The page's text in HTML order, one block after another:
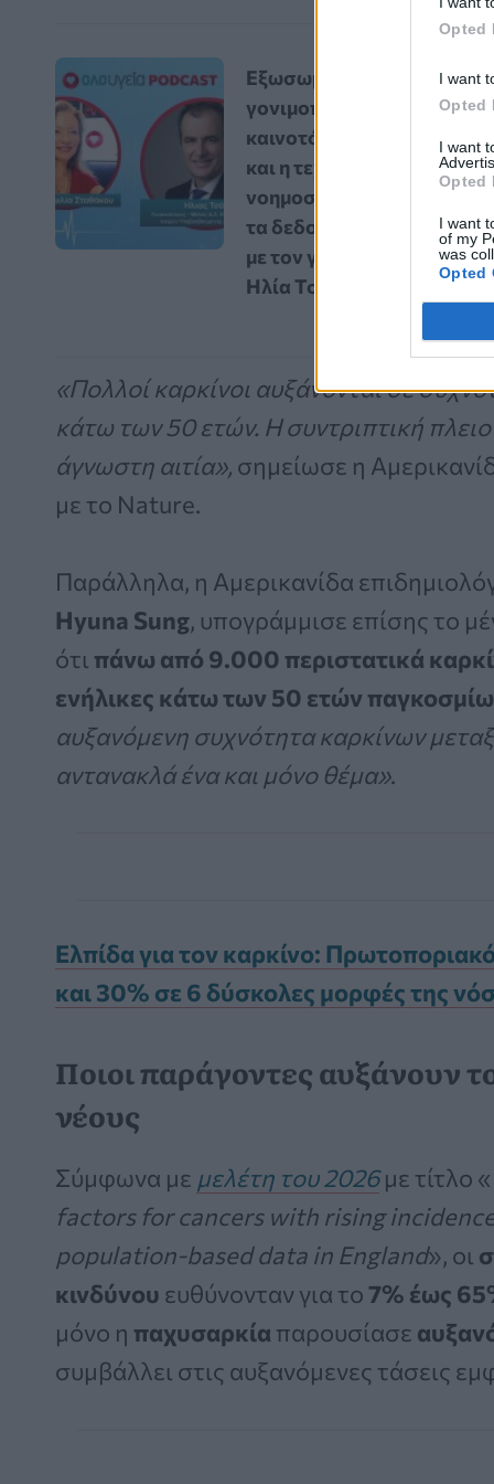
Opted
I want
Opted
I want
Opted
I want
of my
was
Opted
Εξωσωματική
γονιμοποίηση: Οι
καινοτόμες εξελίξεις
και η τεχνητή
νοημοσύνη αλλάζουν
τα δεδομένα – Vidcast
με τον γυναικολόγο
Ηλία Τσάκο
«Πολλοί καρκίνοι αυξάνονται σε
κάτω των 50 ετών. Η συντριπτική
άγνωστη αιτία», σημείωσε η
με το Nature.
Παράλληλα, η Αμερικανίδα
Hyuna Sung, υπογράμμισε επίσης το
ότι πάνω από 9.000 περιστατικά
ενήλικες κάτω των 50 ετών
αυξανόμενη συχνότητα καρκίνων
αντανακλά ένα και μόνο θέμα».
Ελπίδα για τον καρκίνο:
και 30% σε 6 δύσκολες μορφές της
Ποιοι παράγοντες αυξάνουν
νέους
Σύμφωνα με μελέτη του 2026με τίτλο «
factors for cancers with rising
population-based data in England», οι
κινδύνου ευθύνονταν για το 7% έως
μόνο η παχυσαρκία παρουσίασε
συμβάλλει στις αυξανόμενες τάσεις